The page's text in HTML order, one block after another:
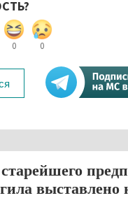
0 0
выставлено